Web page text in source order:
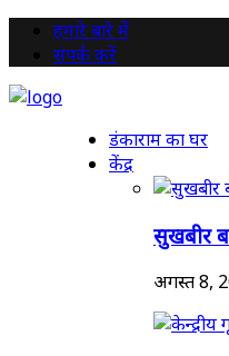
हमारे बारे में
संपर्क करें
डंकाराम का घर
केंद्र
सुखबीर
अगस्त 8,